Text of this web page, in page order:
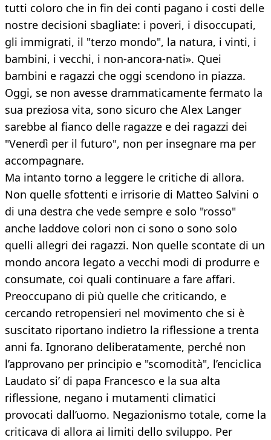
tutti coloro che in fin dei conti pagano i costi delle
nostre decisioni sbagliate: i poveri, i disoccupati,
gli immigrati, il "terzo mondo", la natura, i vinti, i
bambini, i vecchi, i non-ancora-nati». Quei
bambini e ragazzi che oggi scendono in piazza.
Oggi, se non avesse drammaticamente fermato la
sua preziosa vita, sono sicuro che Alex Langer
sarebbe al fianco delle ragazze e dei ragazzi dei
"Venerdì per il futuro", non per insegnare ma per
accompagnare.
Ma intanto torno a leggere le critiche di allora.
Non quelle sfottenti e irrisorie di Matteo Salvini o
di una destra che vede sempre e solo "rosso"
anche laddove colori non ci sono o sono solo
quelli allegri dei ragazzi. Non quelle scontate di un
mondo ancora legato a vecchi modi di produrre e
consumate, coi quali continuare a fare affari.
Preoccupano di più quelle che criticando, e
cercando retropensieri nel movimento che si è
suscitato riportano indietro la riflessione a trenta
anni fa. Ignorano deliberatamente, perché non
l’approvano per principio e "scomodità", l’enciclica
Laudato si’ di papa Francesco e la sua alta
riflessione, negano i mutamenti climatici
provocati dall’uomo. Negazionismo totale, come la
criticava di allora ai limiti dello sviluppo. Per